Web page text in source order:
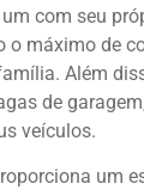
com seu
o máximo de
Além
de
veículos.
um